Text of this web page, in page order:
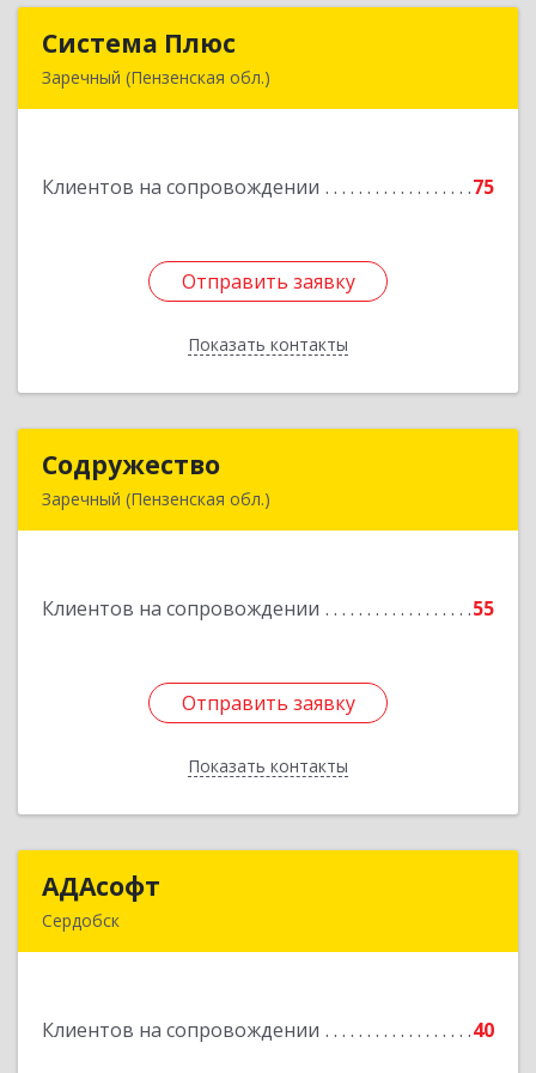
Система Плюс
Заречный (Пензенская обл.)
Клиентов на сопровождении 75
Отправить заявку
Показать контакты
Подробнее
Отправить заявку
Назад
Содружество
Заречный (Пензенская обл.)
Клиентов на сопровождении 55
Отправить заявку
Показать контакты
Подробнее
Отправить заявку
Назад
АДАсофт
Сердобск
Клиентов на сопровождении 40
Подробнее